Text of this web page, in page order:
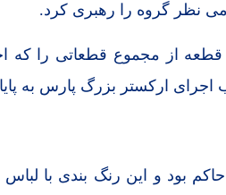
نظر گروه را رهبری کرد.
از مجموع قطعاتی را که
اجرای ارکستر بزرگ پارس به
بود و این رنگ بندی با